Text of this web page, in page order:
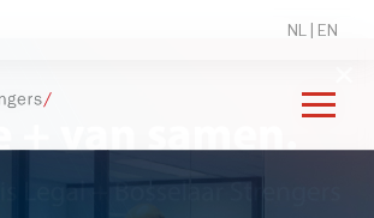
NL EN